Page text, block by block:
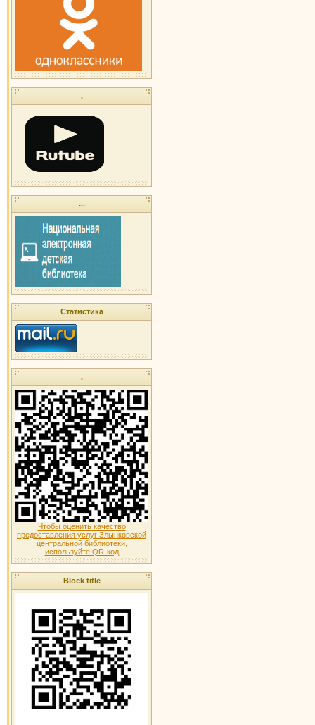
.
...
Статистика
.
Чтобы оценить качество
предоставления услуг Злынковской
центральной библиотеки,
используйте QR-код
Block title